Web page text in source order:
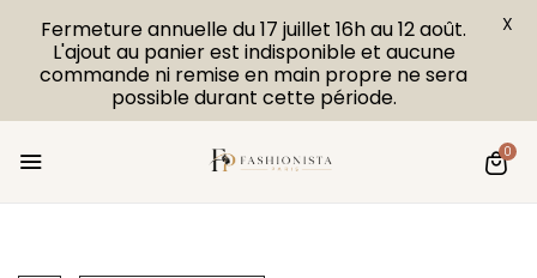
0
Fermeture annuelle du 17 juillet 16h au 12 août.
L'ajout au panier est indisponible et aucune
commande ni remise en main propre ne sera
possible durant cette période.
X